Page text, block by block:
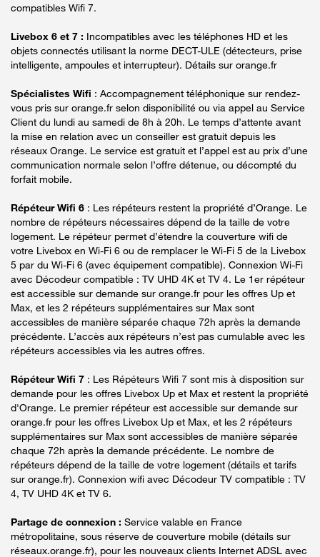
compatibles Wifi 7.
Livebox 6 et 7 : Incompatibles avec les téléphones HD et les
objets connectés utilisant la norme DECT-ULE (détecteurs, prise
intelligente, ampoules et interrupteur). Détails sur orange.fr
Spécialistes Wifi : Accompagnement téléphonique sur rendez-
vous pris sur orange.fr selon disponibilité ou via appel au Service
Client du lundi au samedi de 8h à 20h. Le temps d’attente avant
la mise en relation avec un conseiller est gratuit depuis les
réseaux Orange. Le service est gratuit et l’appel est au prix d’une
communication normale selon l’offre détenue, ou décompté du
forfait mobile.
Répéteur Wifi 6 : Les répéteurs restent la propriété d’Orange. Le
nombre de répéteurs nécessaires dépend de la taille de votre
logement. Le répéteur permet d’étendre la couverture wifi de
votre Livebox en Wi-Fi 6 ou de remplacer le Wi-Fi 5 de la Livebox
5 par du Wi-Fi 6 (avec équipement compatible). Connexion Wi-Fi
avec Décodeur compatible : TV UHD 4K et TV 4. Le 1er répéteur
est accessible sur demande sur orange.fr pour les offres Up et
Max, et les 2 répéteurs supplémentaires sur Max sont
accessibles de manière séparée chaque 72h après la demande
précédente. L’accès aux répéteurs n’est pas cumulable avec les
répéteurs accessibles via les autres offres.
Répéteur Wifi 7 : Les Répéteurs Wifi 7 sont mis à disposition sur
demande pour les offres Livebox Up et Max et restent la propriété
d'Orange. Le premier répéteur est accessible sur demande sur
orange.fr pour les offres Livebox Up et Max, et les 2 répéteurs
supplémentaires sur Max sont accessibles de manière séparée
chaque 72h après la demande précédente. Le nombre de
répéteurs dépend de la taille de votre logement (détails et tarifs
sur orange.fr). Connexion wifi avec Décodeur TV compatible : TV
4, TV UHD 4K et TV 6.
Partage de connexion : Service valable en France
métropolitaine, sous réserve de couverture mobile (détails sur
réseaux.orange.fr), pour les nouveaux clients Internet ADSL avec